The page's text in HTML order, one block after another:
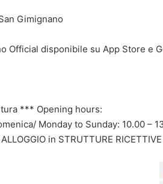
Gimignano
Official disponibile su App Store e
*** Opening hours:
Monday to Sunday: 10.00 –
in STRUTTURE